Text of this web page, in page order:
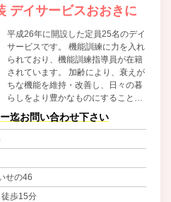
イサービスおおきに
平成26年に開設した定員25名のデイ
サービスです。 機能訓練に力を入れ
られており、機能訓練指導員が在籍
されています。 加齢により、衰えが
ちな機能を維持・改善し、日々の暮
らしをより豊かなものにすることを
目指します。 常に中立、客観的な判
断を意識し、適切なプランを組み立
迄お問い合わせ下さい
せの46
歩15分